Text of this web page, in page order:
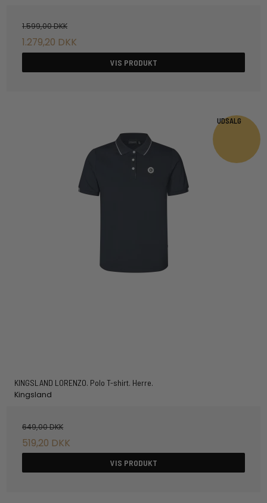
1.599,00 DKK
1.279,20 DKK
VIS PRODUKT
UDSALG
KINGSLAND LORENZO. Polo T-shirt. Herre.
Kingsland
649,00 DKK
519,20 DKK
VIS PRODUKT